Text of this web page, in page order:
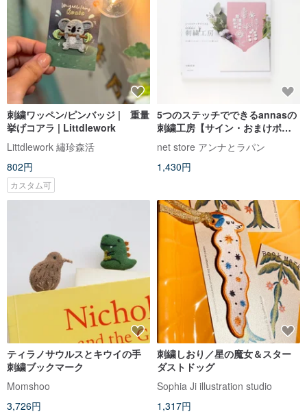
刺繍ワッペン/ピンバッジ | 重量
挙げコアラ | Littdlework
Littdlework 繡珍森活
802円
カスタム可
5つのステッチでできるannasの
刺繍工房【サイン・おまけポス
トカード付】
net store アンナとラパン
1,430円
ティラノサウルスとキウイの手
刺繍ブックマーク
Momshoo
3,726円
刺繍しおり／星の魔女＆スター
ダストドッグ
Sophia Ji illustration studio
1,317円